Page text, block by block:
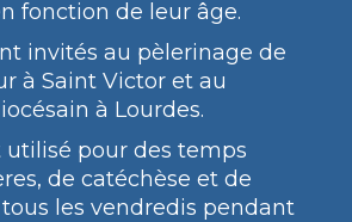
fonction de leur âge.
invités au pèlerinage de
à Saint Victor et au
à Lourdes.
utilisé pour des temps
de catéchèse et de
les vendredis pendant